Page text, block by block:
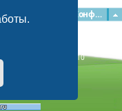
Конфиденциальность
Наша команда
GZIP: Off |
Queries: 10